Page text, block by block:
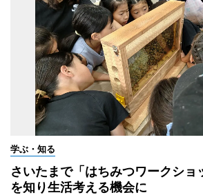
学ぶ・知る
さいたまで「はちみつワークシ
を知り生活考える機会に